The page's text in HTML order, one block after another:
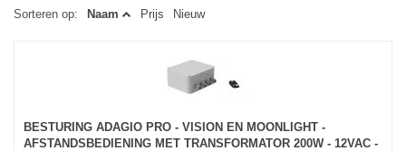
Sorteren op: Naam Prijs Nieuw
BESTURING ADAGIO PRO - VISION EN MOONLIGHT -
AFSTANDSBEDIENING MET TRANSFORMATOR 200W - 12VAC -